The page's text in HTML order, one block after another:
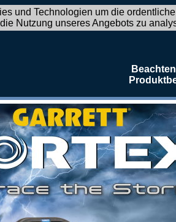
und Technologien um die
Nutzung unseres Angebots zu